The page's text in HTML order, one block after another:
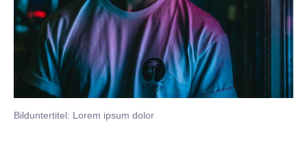
Bilduntertitel: Lorem ipsum dolor